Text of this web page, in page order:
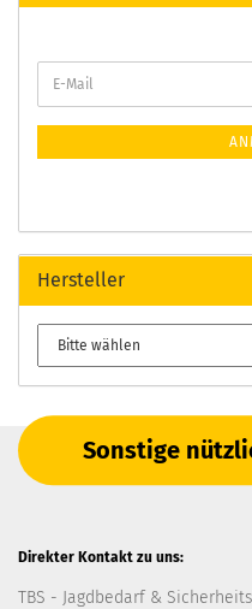
Hersteller
Sonstige
Direkter Kontakt zu uns:
TBS - Jagdbedarf &